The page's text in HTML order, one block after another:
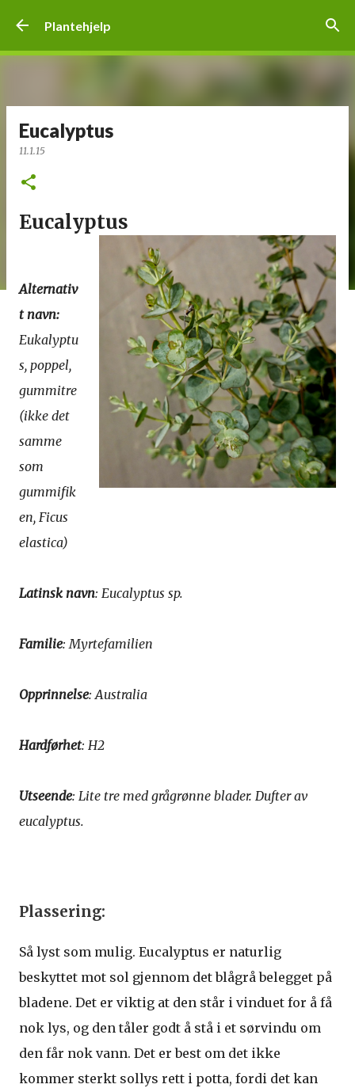
Plantehjelp
Eucalyptus
11.1.15
Eucalyptus
Alternativ
t navn:
Eukalyptu
s, poppel,
gummitre
(ikke det
samme
som
gummifik
en, Ficus
elastica)
Latinsk navn: Eucalyptus sp.
Familie: Myrtefamilien
Opprinnelse: Australia
Hardførhet: H2
Utseende: Lite tre med grågrønne blader. Dufter av
eucalyptus.
Plassering:
Så lyst som mulig. Eucalyptus er naturlig
beskyttet mot sol gjennom det blågrå belegget på
bladene. Det er viktig at den står i vinduet for å få
nok lys, og den tåler godt å stå i et sørvindu om
den får nok vann. Det er best om det ikke
kommer sterkt sollys rett i potta, fordi det kan